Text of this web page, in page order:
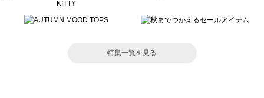
特集一覧を見る